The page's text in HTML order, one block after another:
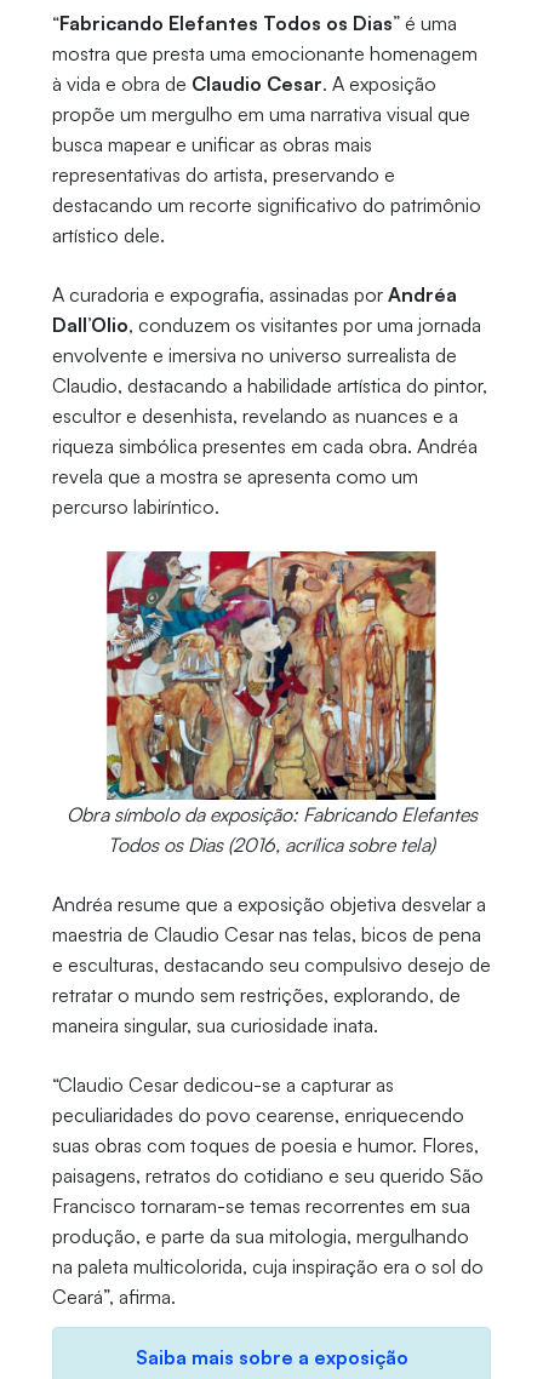
“Fabricando Elefantes Todos os Dias” é uma
mostra que presta uma emocionante homenagem
à vida e obra de Claudio Cesar. A exposição
propõe um mergulho em uma narrativa visual que
busca mapear e unificar as obras mais
representativas do artista, preservando e
destacando um recorte significativo do patrimônio
artístico dele.
A curadoria e expografia, assinadas por Andréa
Dall’Olio, conduzem os visitantes por uma jornada
envolvente e imersiva no universo surrealista de
Claudio, destacando a habilidade artística do pintor,
escultor e desenhista, revelando as nuances e a
riqueza simbólica presentes em cada obra. Andréa
revela que a mostra se apresenta como um
percurso labiríntico.
Obra símbolo da exposição: Fabricando Elefantes
Todos os Dias (2016, acrílica sobre tela)
Andréa resume que a exposição objetiva desvelar a
maestria de Claudio Cesar nas telas, bicos de pena
e esculturas, destacando seu compulsivo desejo de
retratar o mundo sem restrições, explorando, de
maneira singular, sua curiosidade inata.
“Claudio Cesar dedicou-se a capturar as
peculiaridades do povo cearense, enriquecendo
suas obras com toques de poesia e humor. Flores,
paisagens, retratos do cotidiano e seu querido São
Francisco tornaram-se temas recorrentes em sua
produção, e parte da sua mitologia, mergulhando
na paleta multicolorida, cuja inspiração era o sol do
Ceará”, afirma.
Saiba mais sobre a exposição